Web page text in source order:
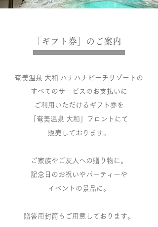
「​ギフト券」のご案内
奄美温泉 大和 ハナハナビーチリゾートの
すべてのサービスのお支払いに
ご利用いただけるギフト券を
「奄美温泉 大和」フロントにて
販売しております。
ご家族やご友人への贈り物に。
記念日のお祝いやパーティーや
イベントの景品に。
​贈答用封筒もご用意しております。